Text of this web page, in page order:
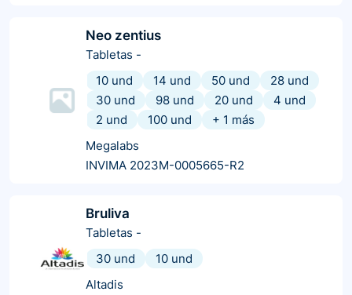
Neo zentius
Tabletas -
10 und
14 und 50 und
28 und
30 und
98 und 20 und
4 und
2 und
100 und + 1 más
Megalabs
INVIMA 2023M-0005665-R2
Bruliva
Tabletas -
30 und
10 und
Altadis